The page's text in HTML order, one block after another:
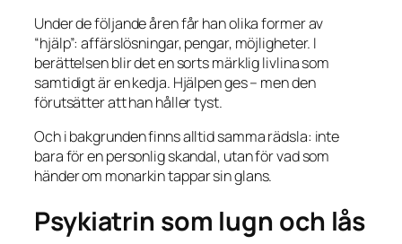
Under de följande åren får han olika former av
“hjälp”: affärslösningar, pengar, möjligheter. I
berättelsen blir det en sorts märklig livlina som
samtidigt är en kedja. Hjälpen ges – men den
förutsätter att han håller tyst.
Och i bakgrunden finns alltid samma rädsla: inte
bara för en personlig skandal, utan för vad som
händer om monarkin tappar sin glans.
Psykiatrin som lugn och lås